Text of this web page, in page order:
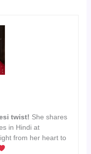
twist! She shares
in Hindi at
from her heart to